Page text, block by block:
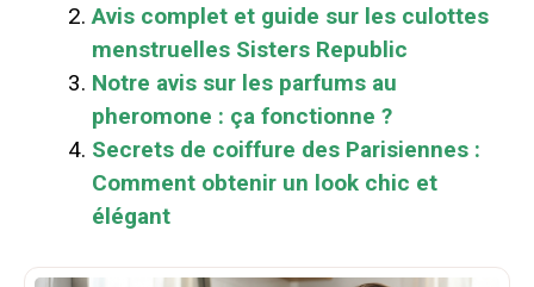
Avis complet et guide sur les culottes
menstruelles Sisters Republic
Notre avis sur les parfums au
pheromone : ça fonctionne ?
Secrets de coiffure des Parisiennes :
Comment obtenir un look chic et
élégant